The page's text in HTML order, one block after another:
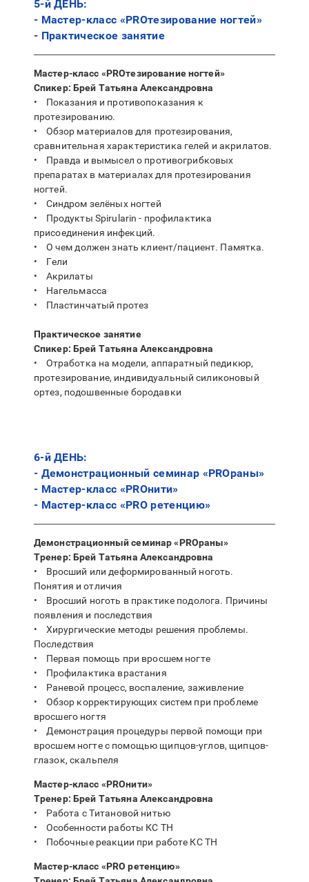
5-й ДЕНЬ:
- Мастер-класс «PROтезирование ногтей»
- Практическое занятие
Мастер-класс «PROтезирование ногтей»
Спикер: Брей Татьяна Александровна
• Показания и противопоказания к
протезированию.
• Обзор материалов для протезирования,
сравнительная характеристика гелей и акрилатов.
• Правда и вымысел о противогрибковых
препаратах в материалах для протезирования
ногтей.
• Синдром зелёных ногтей
• Продукты Spirularin - профилактика
присоединения инфекций.
• О чем должен знать клиент/пациент. Памятка.
• Гели
• Акрилаты
• Нагельмасса
• Пластинчатый протез
Практическое занятие
Спикер: Брей Татьяна Александровна
• Отработка на модели, аппаратный педикюр,
протезирование, индивидуальный силиконовый
ортез, подошвенные бородавки
6-й ДЕНЬ:
- Демонстрационный семинар «PROраны»
- Мастер-класс «PROнити»
- Мастер-класс «PRO ретенцию»
Демонстрационный семинар «PROраны»
Тренер: Брей Татьяна Александровна
• Вросший или деформированный ноготь.
Понятия и отличия
• Вросший ноготь в практике подолога. Причины
появления и последствия
• Хирургические методы решения проблемы.
Последствия
• Первая помощь при вросшем ногте
• Профилактика врастания
• Раневой процесс, воспаление, заживление
• Обзор корректирующих систем при проблеме
вросшего ногтя
• Демонстрация процедуры первой помощи при
вросшем ногте с помощью щипцов-углов, щипцов-
глазок, скальпеля
Мастер-класс «PROнити»
Тренер: Брей Татьяна Александровна
• Работа с Титановой нитью
• Особенности работы КС ТН
• Побочные реакции при работе КС ТН
Мастер-класс «PRO ретенцию»